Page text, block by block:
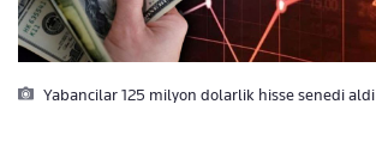
Yabancilar 125 milyon dolarlik hisse senedi aldi